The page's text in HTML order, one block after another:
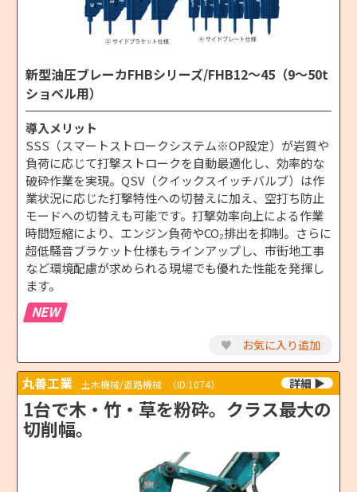
新型油圧ブレーカFHBシリーズ/FHB12～45（9～50t
ショベル用）
導入メリット
SSS（スマートストロークシステム※OP設定）が岩質や
負荷に応じて打撃ストロークを自動最適化し、効率的な
破砕作業を実現。QSV（クイックスイッチバルブ）は作
業状況に応じた打撃特性への切替えに加え、空打ち防止
モードへの切替えも可能です。打撃効率向上による作業
時間短縮により、エンジン負荷やCO₂排出を抑制。さらに
超低騒音ブラケット仕様もラインアップし、市街地工事
など環境配慮が求められる現場でも優れた性能を発揮し
ます。
NEW
♥ お気に入り追加
丸善工業 土木機械/道路機械 （ID:1074）
1台で木・竹・草を粉砕。クラス最大の
切削幅。